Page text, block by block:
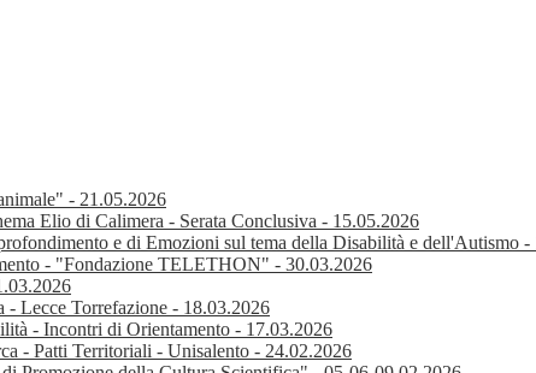
- 21.05.2026
Elio di Calimera - Serata Conclusiva - 15.05.2026
e di Emozioni sul tema della Disabilità e dell'Autismo -
- "Fondazione TELETHON" - 30.03.2026
- Lecce Torrefazione - 18.03.2026
- Incontri di Orientamento - 17.03.2026
- Patti Territoriali - Unisalento - 24.02.2026